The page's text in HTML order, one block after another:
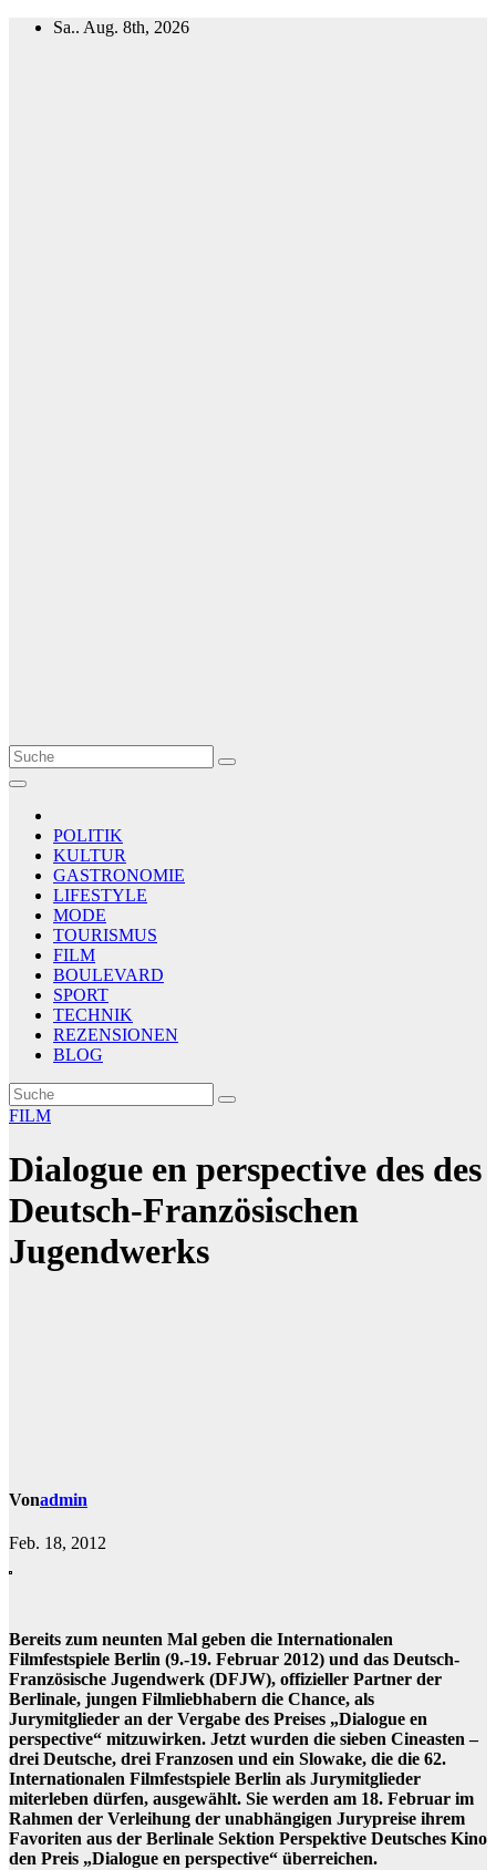
Zum
Sa.. Aug. 8th, 2026
Le Matin
AGENCE DE PRESSE
POLITIK
KULTUR
GASTRONOMIE
LIFESTYLE
MODE
TOURISMUS
FILM
BOULEVARD
SPORT
TECHNIK
REZENSIONEN
BLOG
FILM
Dialogue en perspective des des
Deutsch-Französischen
Jugendwerks
Vonadmin
Feb. 18, 2012
Bereits zum neunten Mal geben die Internationalen
Filmfestspiele Berlin (9.-19. Februar 2012) und das Deutsch-
Französische Jugendwerk (DFJW), offizieller Partner der
Berlinale, jungen Filmliebhabern die Chance, als
Jurymitglieder an der Vergabe des Preises „Dialogue en
perspective“ mitzuwirken. Jetzt wurden die sieben Cineasten –
drei Deutsche, drei Franzosen und ein Slowake, die die 62.
Internationalen Filmfestspiele Berlin als Jurymitglieder
miterleben dürfen, ausgewählt. Sie werden am 18. Februar im
Rahmen der Verleihung der unabhängigen Jurypreise ihrem
Favoriten aus der Berlinale Sektion Perspektive Deutsches Kino
den Preis „Dialogue en perspective“ überreichen.